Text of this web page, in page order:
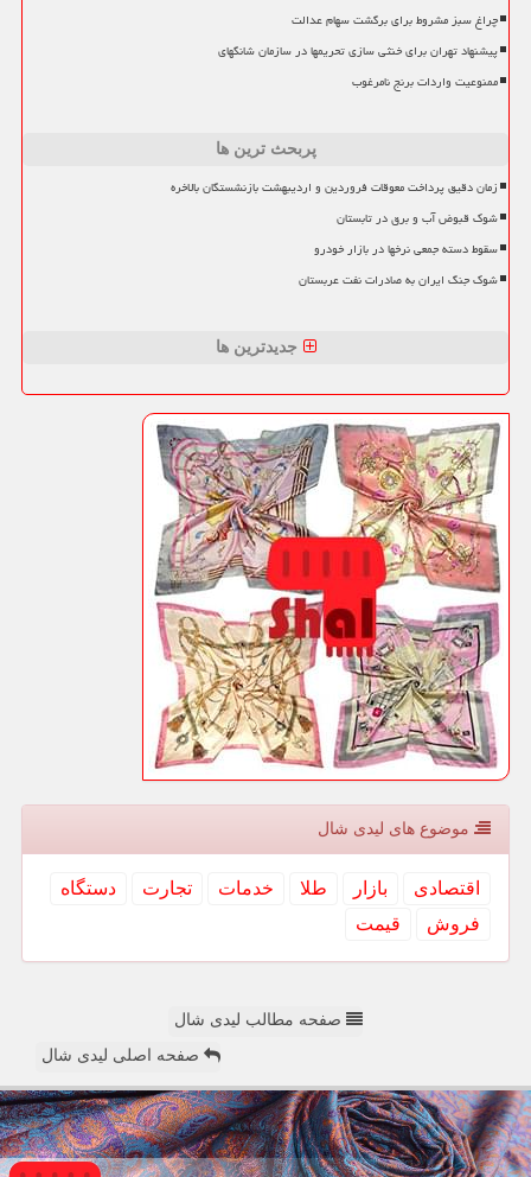
چراغ سبز مشروط برای برگشت سهام عدالت
پیشنهاد تهران برای خنثی سازی تحریمها در سازمان شانگهای
ممنوعیت واردات برنج نامرغوب
پربحث ترین ها
زمان دقیق پرداخت معوقات فروردین و اردیبهشت بازنشستگان بالاخره
شوک قبوض آب و برق در تابستان
سقوط دسته جمعی نرخها در بازار خودرو
شوک جنگ ایران به صادرات نفت عربستان
جدیدترین ها
موضوع های لیدی شال
اقتصادی بازار طلا خدمات تجارت
دستگاه
فروش
قیمت
صفحه مطالب لیدی شال
صفحه اصلی لیدی شال